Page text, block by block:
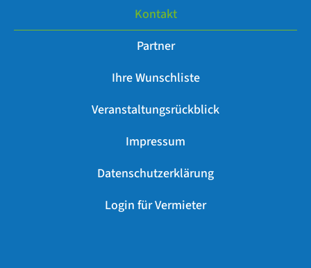
Kontakt
Partner
Ihre Wunschliste
Veranstaltungsrückblick
Impressum
Datenschutzerklärung
Login für Vermieter